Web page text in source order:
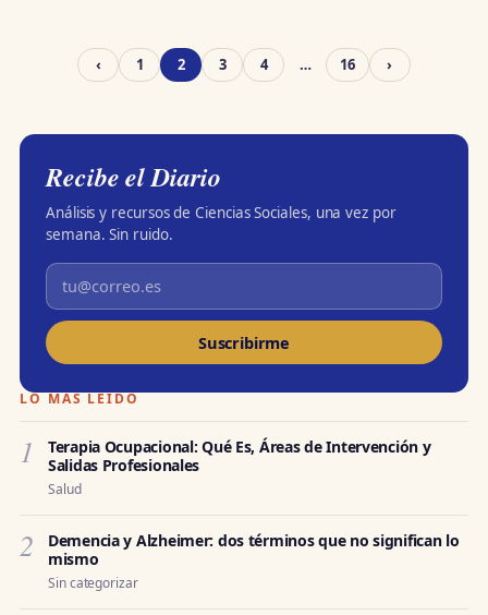
‹ 1 2 3 4 … 16 ›
Recibe el Diario
Análisis y recursos de Ciencias Sociales, una vez por
semana. Sin ruido.
Suscribirme
LO MÁS LEÍDO
1
Terapia Ocupacional: Qué Es, Áreas de Intervención y
Salidas Profesionales
Salud
2
Demencia y Alzheimer: dos términos que no significan lo
mismo
Sin categorizar